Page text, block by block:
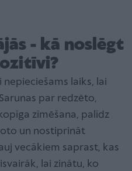
- kā noslēgt
nepieciešams laiks, lai
par redzēto,
zīmēšana, palīdz
un nostiprināt
vecākiem saprast, kas
lai zinātu, ko